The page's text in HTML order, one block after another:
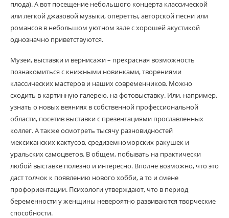
плода). А вот посещение небольшого концерта классической
или легкой джазовой музыки, оперетты, авторской песни или
романсов в небольшом уютном зале с хорошей акустикой
однозначно приветствуются.
Музеи, выставки и вернисажи – прекрасная возможность
познакомиться с книжными новинками, творениями
классических мастеров и наших современников. Можно
сходить в картинную галерею, на фотовыставку. Или, например,
узнать о новых веяниях в собственной профессиональной
области, посетив выставки с презентациями прославленных
коллег. А также осмотреть тысячу разновидностей
мексиканских кактусов, средиземноморских ракушек и
уральских самоцветов. В общем, побывать на практически
любой выставке полезно и интересно. Вполне возможно, что это
даст толчок к появлению нового хобби, а то и смене
профориентации. Психологи утверждают, что в период
беременности у женщины невероятно развиваются творческие
способности.